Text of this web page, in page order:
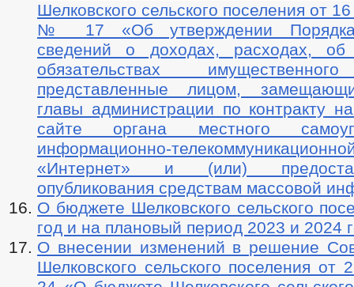
Шелковского сельского поселения от 16
№ 17 «Об утверждении Порядка
сведений о доходах, расходах,
обязательствах
представленные лицом,
главы администрации по контракту
сайте органа местного
информационно-
«Интернет» и (или)
опубликования средствам массовой
О бюджете Шелковского сельского
год и на плановый период 2023 и 2024
О внесении изменений в решение
Шелковского сельского поселения от